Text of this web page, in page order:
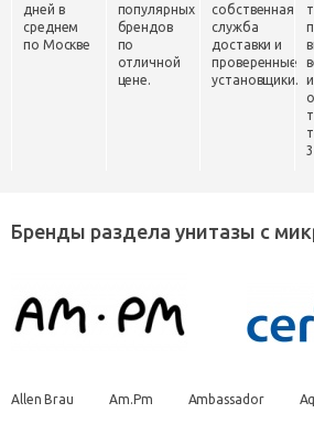
дней в
среднем
по Москве
популярных
брендов
по
отличной
цене.
собственная
служба
доставки и
проверенные
установщики.
Бренды раздела унитазы с
Allen Brau Am.Pm Ambassador